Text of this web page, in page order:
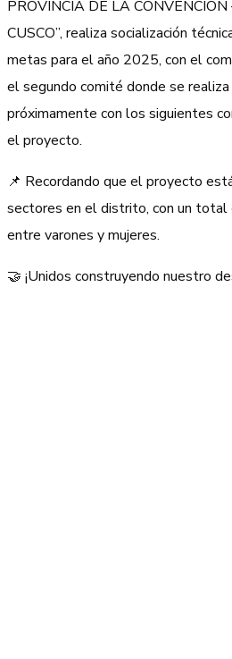
PROVINCIA DE LA
CUSCO”, realiza socialización
metas para el año 2025, con el
el segundo comité donde se
próximamente con los siguientes
el proyecto.
📌 Recordando que el proyecto
sectores en el distrito, con un total
entre varones y mujeres.
🤝 ¡Unidos construyendo nuestro